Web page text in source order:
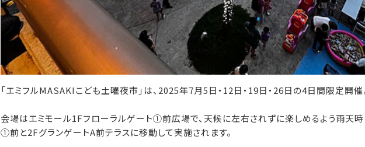
「エミフルMASAKIこども土曜夜市」は、2025年7月5日・12日・19日・26日の4日間限定開催
会場はエミモール1Fフローラルゲート①前広場で、天候に左右されずに楽しめるよう雨天
①前と2FグランゲートA前テラスに移動して実施されます。